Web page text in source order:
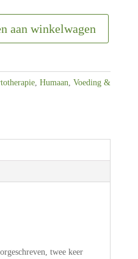
aan winkelwagen
, Humaan Voeding &
twee keer